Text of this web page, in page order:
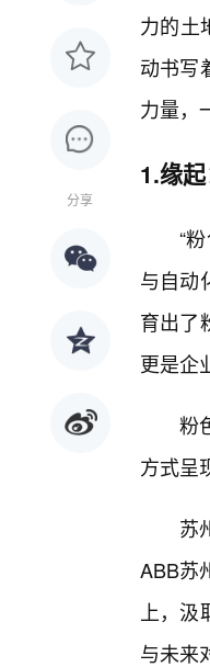
分享
力的土
动书写
力量，
1.缘
“
与自动
育出了
更是企
粉
方式呈
苏
ABB苏
上，
与未来